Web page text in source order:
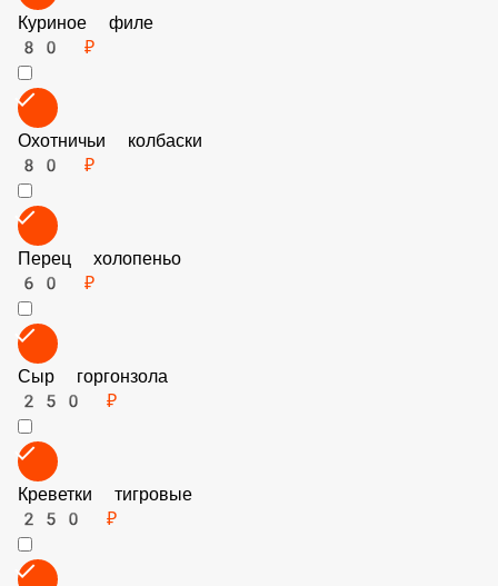
Куриное филе
80 ₽
Охотничьи колбаски
80 ₽
Перец холопеньо
60 ₽
Сыр горгонзола
250 ₽